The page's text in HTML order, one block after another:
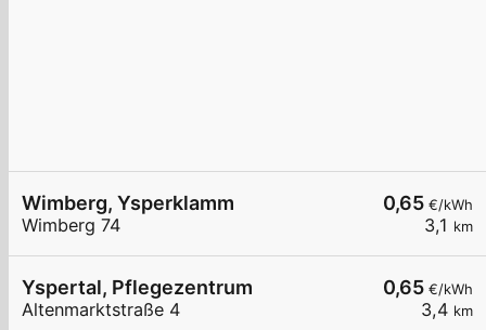
0,65 €/kWh
3,1 km
Wimberg, Ysperklamm
Wimberg 74
0,65 €/kWh
3,4 km
Yspertal, Pflegezentrum
Altenmarktstraße 4